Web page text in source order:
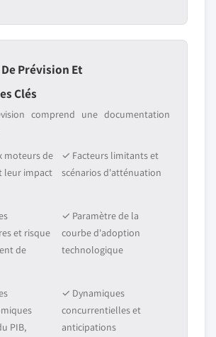
Prévision Et
Clés
comprend une documentation
moteurs de
leur impact
✓ Facteurs limitants et
scénarios d'atténuation
et risque
de
✓ Paramètre de la
courbe d'adoption
technologique
PIB,
✓ Dynamiques
concurrentielles et
anticipations